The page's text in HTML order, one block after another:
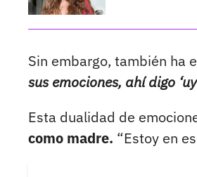
Sin embargo, también ha
sus emociones, ahí digo
Esta dualidad de
como madre. “Estoy en